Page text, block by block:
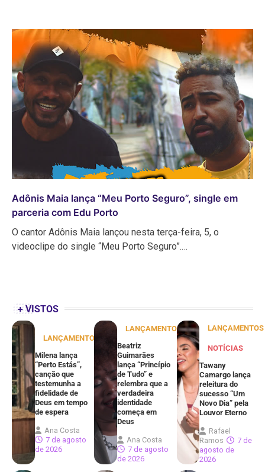
Adônis Maia lança “Meu Porto Seguro”, single em
parceria com Edu Porto
O cantor Adônis Maia lançou nesta terça-feira, 5, o
videoclipe do single “Meu Porto Seguro”.…
+ VISTOS
LANÇAMENTOS
Milena lança
“Perto Estás”,
canção que
testemunha a
fidelidade de
Deus em tempo
de espera
Ana Costa
7 de agosto
de 2026
LANÇAMENTOS
Beatriz
Guimarães
lança “Princípio
de Tudo” e
relembra que a
verdadeira
identidade
começa em
Deus
Ana Costa
7 de agosto
de 2026
LANÇAMENTOS
NOTÍCIAS
Tawany
Camargo lança
releitura do
sucesso “Um
Novo Dia” pela
Louvor Eterno
Rafael
Ramos
7 de
agosto de
2026